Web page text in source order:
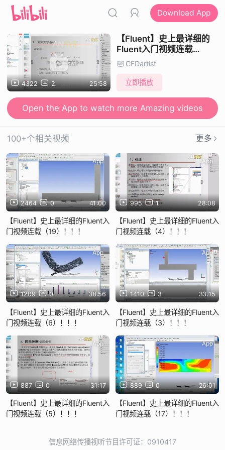
Download App
4322 2 25:58
【Fluent】史上最详细的
Fluent入门视频连载
（1）！！！
CFDartist
立即播放
Open the App to watch more Amazing videos
100+个相关视频 更多
2464 0 41:00
App
【Fluent】史上最详细的Fluent入
门视频连载（19）！！！
995 1 28:08
App
【Fluent】史上最详细的Fluent入
门视频连载（4）！！！
1209 0 38:56
App
【Fluent】史上最详细的Fluent入
门视频连载（6）！！！
1410 3 33:15
App
【Fluent】史上最详细的Fluent入
门视频连载（3）！！！
887 0 31:17
App
【Fluent】史上最详细的Fluent入
门视频连载（5）！！！
889 0 26:01
App
【Fluent】史上最详细的Fluent入
门视频连载（17）！！！
信息网络传播视听节目许可证：0910417